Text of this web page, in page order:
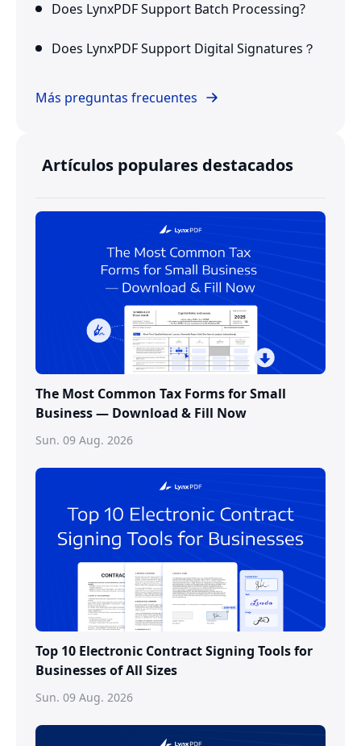
Does LynxPDF Support Batch Processing?
Does LynxPDF Support Digital Signatures？
Más preguntas frecuentes
Artículos populares destacados
The Most Common Tax Forms for Small
Business — Download & Fill Now
Sun. 09 Aug. 2026
Top 10 Electronic Contract Signing Tools for
Businesses of All Sizes
Sun. 09 Aug. 2026